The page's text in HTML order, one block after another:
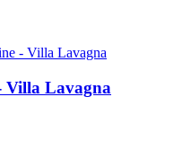
Villa Lavagna